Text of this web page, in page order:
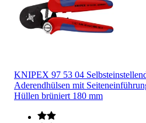
KNIPEX 97 53 04
Aderendhülsen mit
Hüllen brüniert 180 mm